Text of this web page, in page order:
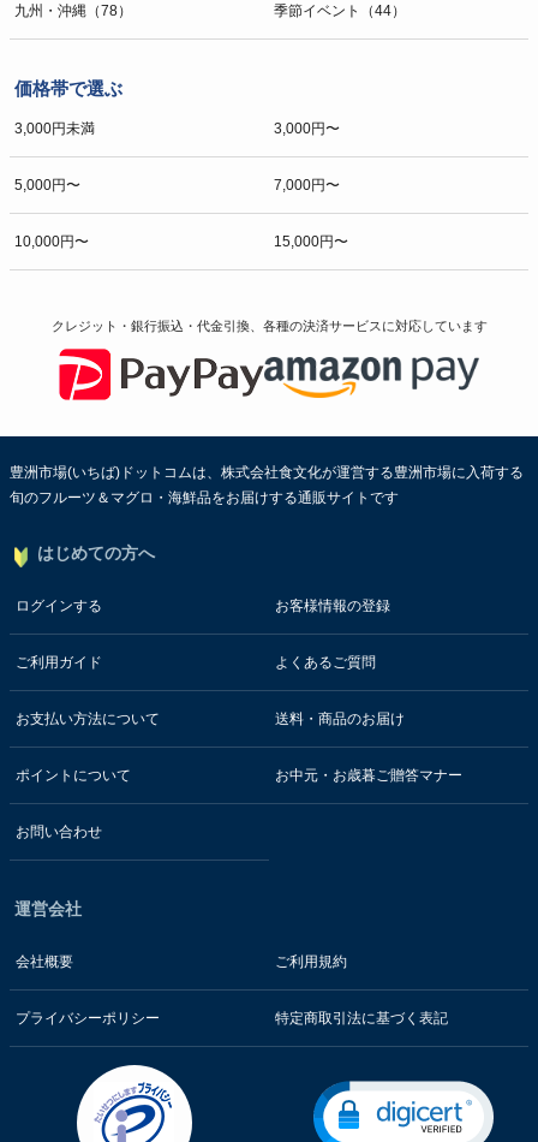
九州・沖縄（78） 季節イベント（44）
価格帯で選ぶ
3,000円未満 3,000円〜
5,000円〜 7,000円〜
10,000円〜 15,000円〜
クレジット・銀行振込・代金引換、各種の決済サービスに対応しています
豊洲市場(いちば)ドットコムは、株式会社食文化が運営する豊洲市場に入荷する
旬のフルーツ＆マグロ・海鮮品をお届けする通販サイトです
はじめての方へ
ログインする お客様情報の登録
ご利用ガイド よくあるご質問
お支払い方法について 送料・商品のお届け
ポイントについて お中元・お歳暮ご贈答マナー
お問い合わせ
運営会社
会社概要 ご利用規約
プライバシーポリシー 特定商取引法に基づく表記